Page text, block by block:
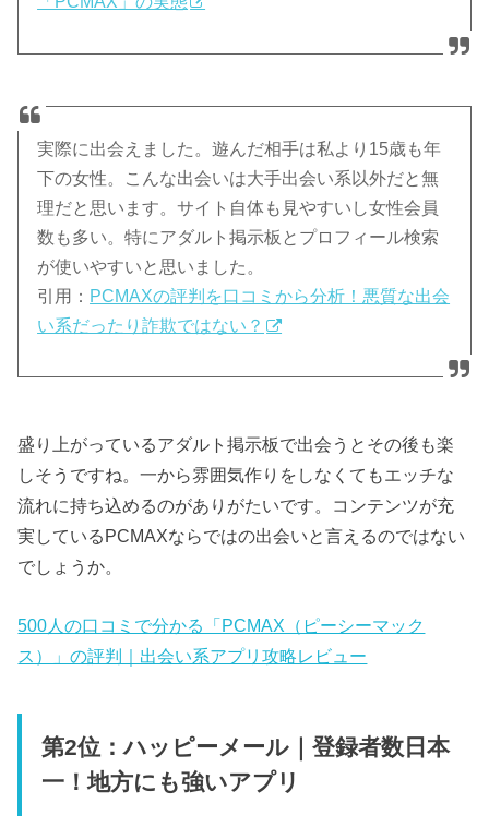
実際に出会えました。遊んだ相手は私より15歳も年
下の女性。こんな出会いは大手出会い系以外だと無
理だと思います。サイト自体も見やすいし女性会員
数も多い。特にアダルト掲示板とプロフィール検索
が使いやすいと思いました。
引用： PCMAXの評判を口コミから分析！悪質な出会
い系だったり詐欺ではない？
盛り上がっているアダルト掲示板で出会うとその後も楽
しそうですね。一から雰囲気作りをしなくてもエッチな
流れに持ち込めるのがありがたいです。コンテンツが充
実しているPCMAXならではの出会いと言えるのではない
でしょうか。
500人の口コミで分かる「PCMAX（ピーシーマック
ス）」の評判｜出会い系アプリ攻略レビュー
第2位：ハッピーメール｜登録者数日本
一！地方にも強いアプリ